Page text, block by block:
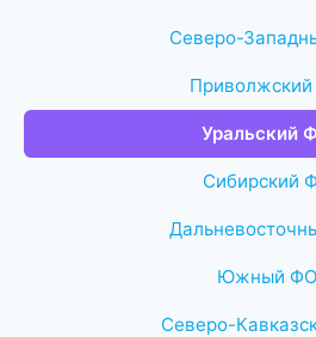
Северо-
Уральский
Сибирский
Южный ФО
Северо-